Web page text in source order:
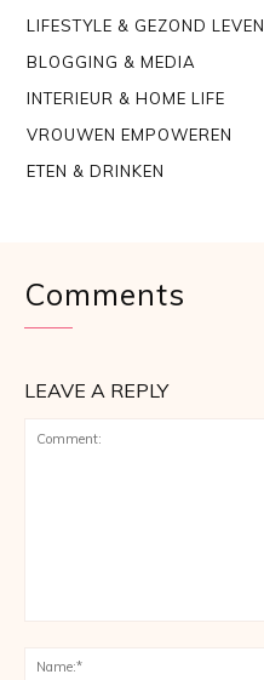
LIFESTYLE & GEZOND LEVEN
BLOGGING & MEDIA
INTERIEUR & HOME LIFE
VROUWEN EMPOWEREN
ETEN & DRINKEN
Comments
LEAVE A REPLY